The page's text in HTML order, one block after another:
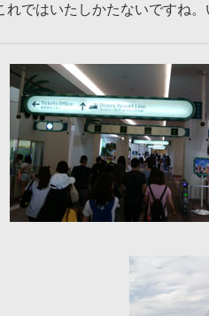
れではいたしかたないですね。